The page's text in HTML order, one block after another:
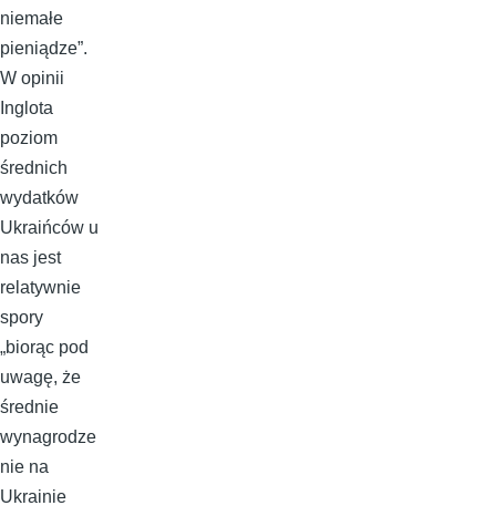
niemałe
pieniądze”.
W opinii
Inglota
poziom
średnich
wydatków
Ukraińców u
nas jest
relatywnie
spory
„biorąc pod
uwagę, że
średnie
wynagrodze
nie na
Ukrainie